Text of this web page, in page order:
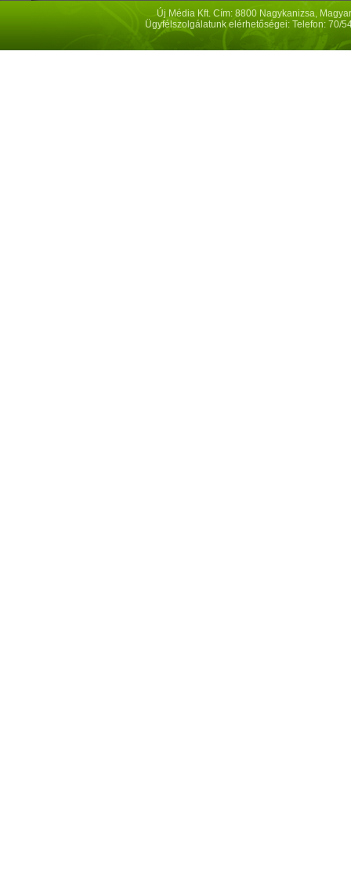
Új Média Kft. Cím: 8800 Nagykanizsa,
Ügyfélszolgálatunk elérhetőségei: Telefon: 70/